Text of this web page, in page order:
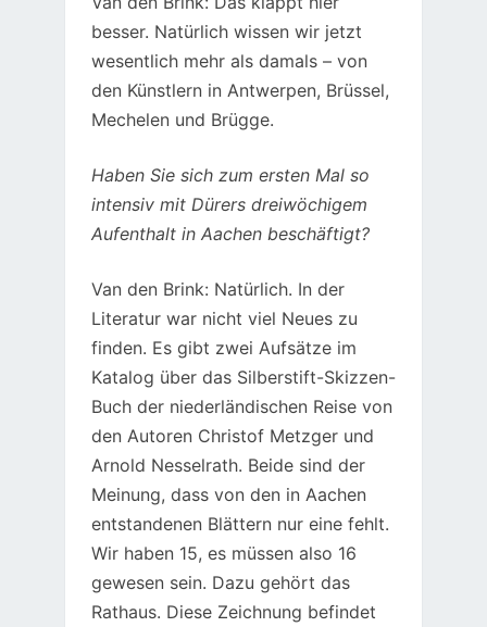
besser. Natürlich wissen wir jetzt
wesentlich mehr als damals – von
den Künstlern in Antwerpen, Brüssel,
Mechelen und Brügge.
Haben Sie sich zum ersten Mal so
intensiv mit Dürers dreiwöchigem
Aufenthalt in Aachen beschäftigt?
Van den Brink: Natürlich. In der
Literatur war nicht viel Neues zu
finden. Es gibt zwei Aufsätze im
Katalog über das Silberstift-Skizzen-
Buch der niederländischen Reise von
den Autoren Christof Metzger und
Arnold Nesselrath. Beide sind der
Meinung, dass von den in Aachen
entstandenen Blättern nur eine fehlt.
Wir haben 15, es müssen also 16
gewesen sein. Dazu gehört das
Rathaus. Diese Zeichnung befindet